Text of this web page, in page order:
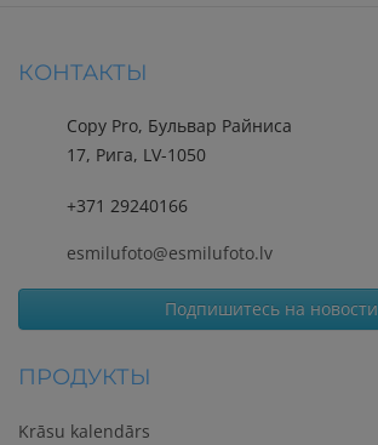
КОНТАКТЫ
Copy Pro, Бульвар Райниса
17, Рига, LV-1050
+371 29240166
esmilufoto@esmilufoto.lv
Подпишитесь на новости
ПРОДУКТЫ
Krāsu kalendārs